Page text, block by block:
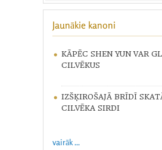
Jaunākie kanoni
KĀPĒC SHEN YUN VAR
CILVĒKUS
IZŠĶIROŠAJĀ BRĪDĪ
CILVĒKA SIRDI
vairāk ...